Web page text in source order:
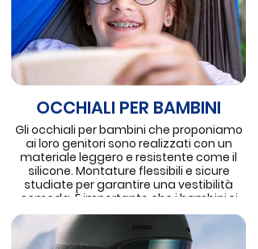
OCCHIALI PER BAMBINI
Gli occhiali per bambini che proponiamo
ai loro genitori sono realizzati con un
materiale leggero e resistente come il
silicone. Montature flessibili e sicure
studiate per garantire una vestibilità
comoda. È importante che i bambini si
sentano a proprio agio con gli occhiali e
coinvolgerli nella scelta aumenta la loro
volontà ad indossarli regolarmente.